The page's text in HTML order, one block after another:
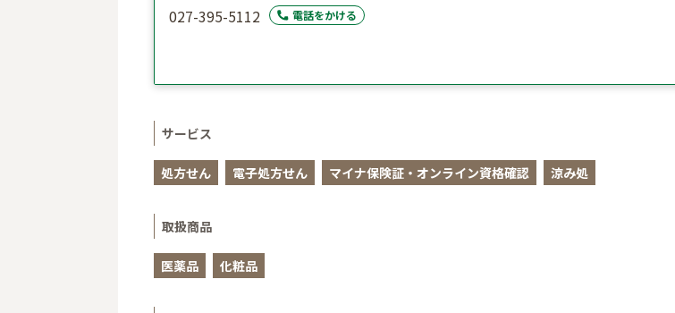
027-395-5112
電話をかける
サービス
処方せん 電子処方せん マイナ保険証・オンライン資格確認 涼み処
取扱商品
医薬品 化粧品